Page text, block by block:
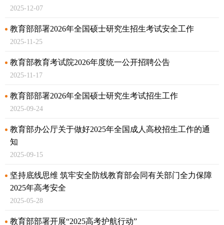
2025-12-07
教育部部署2026年全国硕士研究生招生考试安全工作
2025-11-25
教育部教育考试院2026年度统一公开招聘公告
2025-11-17
教育部部署2026年全国硕士研究生考试招生工作
2025-09-24
教育部办公厅关于做好2025年全国成人高校招生工作的通
知
2025-09-15
坚持底线思维 筑牢安全防线教育部会同有关部门全力保障
2025年高考安全
2025-05-28
教育部部署开展“2025高考护航行动”